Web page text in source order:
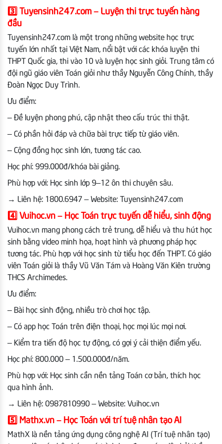
3️⃣ Tuyensinh247.com – Luyện thi trực tuyến hàng
đầu
Tuyensinh247.com là một trong những website học trực
tuyến lớn nhất tại Việt Nam, nổi bật với các khóa luyện thi
THPT Quốc gia, thi vào 10 và luyện học sinh giỏi. Trung tâm có
đội ngũ giáo viên Toán giỏi như thầy Nguyễn Công Chính, thầy
Đoàn Ngọc Duy Trình.
Ưu điểm:
– Đề luyện phong phú, cập nhật theo cấu trúc thi thật.
– Có phần hỏi đáp và chữa bài trực tiếp từ giáo viên.
– Cộng đồng học sinh lớn, tương tác cao.
Học phí: 999.000đ/khóa bài giảng.
Phù hợp với: Học sinh lớp 9–12 ôn thi chuyên sâu.
→ Liên hệ: 1800.6947 – Website: Tuyensinh247.com
4️⃣ Vuihoc.vn – Học Toán trực tuyến dễ hiểu, sinh động
Vuihoc.vn mang phong cách trẻ trung, dễ hiểu và thu hút học
sinh bằng video minh họa, hoạt hình và phương pháp học
tương tác. Phù hợp với học sinh từ tiểu học đến THPT. Có giáo
viên Toán giỏi là thầy Vũ Văn Tám và Hoàng Văn Kiên trường
THCS Archimedes.
Ưu điểm:
– Bài học sinh động, nhiều trò chơi học tập.
– Có app học Toán trên điện thoại, học mọi lúc mọi nơi.
– Kiểm tra tiến độ học tự động, có gợi ý cải thiện điểm yếu.
Học phí: 800.000 – 1.500.000đ/năm.
Phù hợp với: Học sinh cần nền tảng Toán cơ bản, thích học
qua hình ảnh.
→ Liên hệ: 0987810990 – Website: Vuihoc.vn
5️⃣ Mathx.vn – Học Toán với trí tuệ nhân tạo AI
MathX là nền tảng ứng dụng công nghệ AI (Trí tuệ nhân tạo)